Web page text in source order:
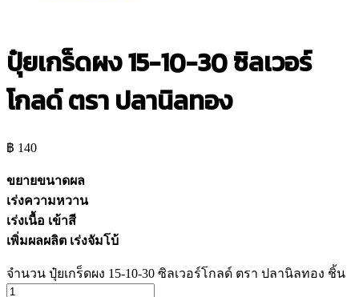
ปุ๋ยเกร็ดผง 15-10-30 ซิลเวอร์
โกลด์ ตรา ปลานิลทอง
฿ 140
ขยายขนาดผล
เร่งความหวาน
เร่งเนื้อ เข้าสี
เพิ่มผลผลิต เร่งจัมโบ้
จำนวน ปุ๋ยเกร็ดผง 15-10-30 ซิลเวอร์โกลด์ ตรา ปลานิลทอง ชิ้น